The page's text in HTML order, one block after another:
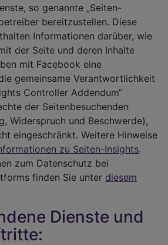
so genannte „Seiten-
bereitzustellen. Diese
Informationen darüber, wie
der Seite und deren Inhalte
mit Facebook eine
gemeinsame Verantwortlichkeit
Controller Addendum“
der Seitenbesuchenden
Widerspruch und Beschwerde),
eingeschränkt. Weitere Hinweise
zu Seiten-Insights.
zum Datenschutz bei
finden Sie unter diesem
Dienste und